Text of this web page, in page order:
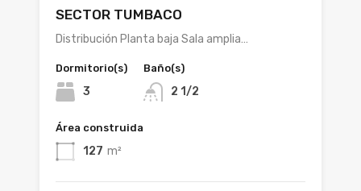
SECTOR TUMBACO
Distribución Planta baja Sala amplia…
Dormitorio(s)
3
Baño(s)
2 1/2
Área construida
127 m²